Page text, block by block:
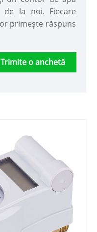
de la noi. Fiecare
primește răspuns
Trimite o anchetă